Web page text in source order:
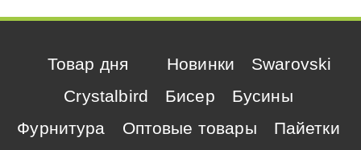
Товар дня Новинки
Swarovski
Crystalbird
Бисер
Бусины
Фурнитура
Оптовые товары
Пайетки